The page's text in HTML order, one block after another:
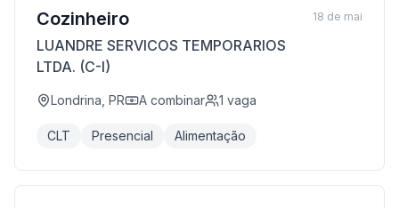
Cozinheiro
LUANDRE SERVICOS TEMPORARIOS
LTDA. (C-I)
Londrina, PR A combinar 1 vaga
CLT Presencial Alimentação
18 de mai